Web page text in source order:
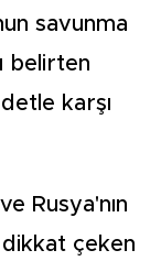
savunma
belirten
karşı
Rusya'nın
çeken